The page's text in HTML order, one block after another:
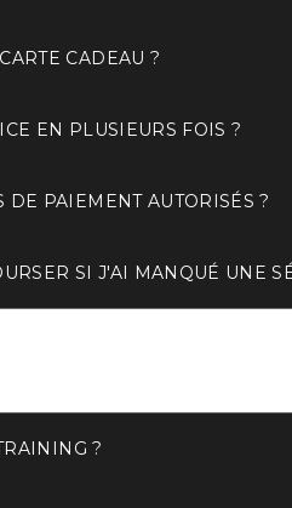
CADEAU ?
EN PLUSIEURS FOIS ?
DE PAIEMENT AUTORISÉS ?
SI J'AI MANQUÉ UNE
?